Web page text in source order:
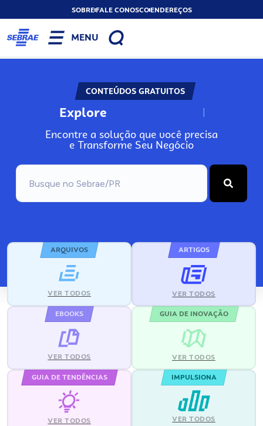
SOBREFALE CONOSCOENDEREÇOS
MENU
CONTEÚDOS GRATUITOS
Explore N
Encontre a solução que você precisa
e Transforme Seu Negócio
ARQUIVOS
VER TODOS
ARTIGOS
VER TODOS
EBOOKS
VER TODOS
GUIA DE INOVAÇÃO
VER TODOS
GUIA DE TENDÊNCIAS
VER TODOS
IMPULSIONA
VER TODOS